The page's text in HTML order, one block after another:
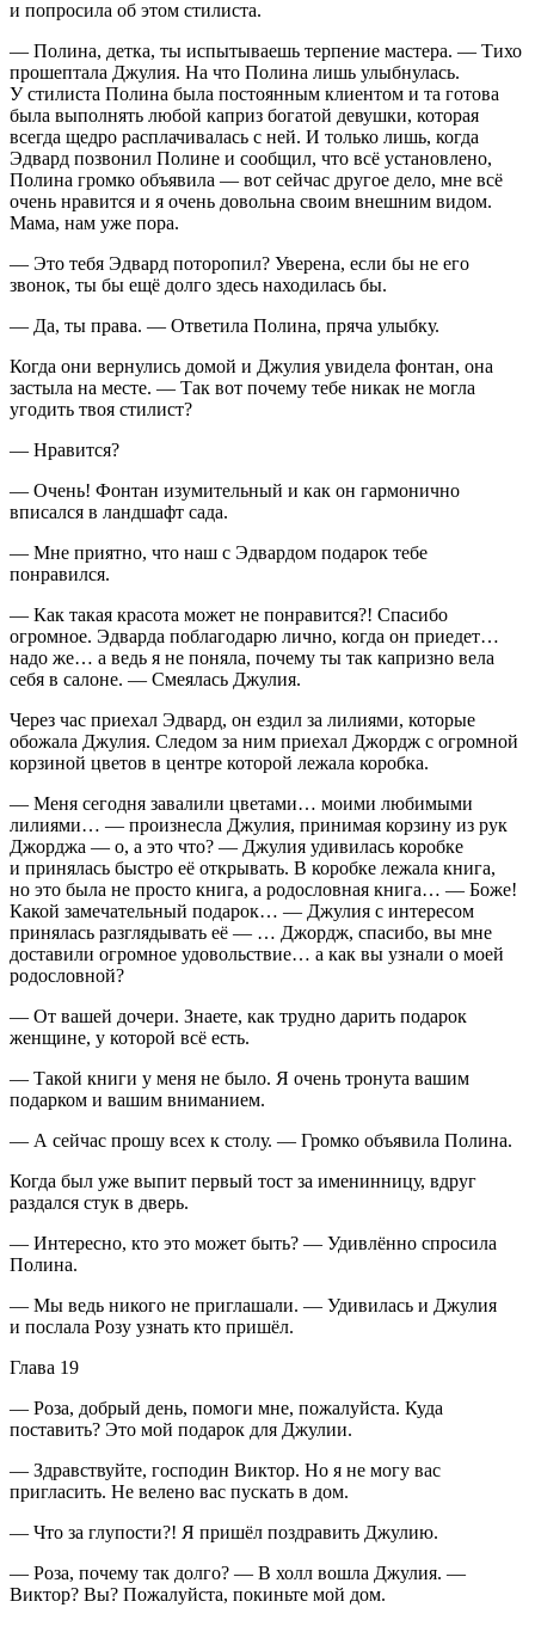
и попросила об этом стилиста.
— Полина, детка, ты испытываешь терпение мастера. — Тихо
прошептала Джулия. На что Полина лишь улыбнулась.
У стилиста Полина была постоянным клиентом и та готова
была выполнять любой каприз богатой девушки, которая
всегда щедро расплачивалась с ней. И только лишь, когда
Эдвард позвонил Полине и сообщил, что всё установлено,
Полина громко объявила — вот сейчас другое дело, мне всё
очень нравится и я очень довольна своим внешним видом.
Мама, нам уже пора.
— Это тебя Эдвард поторопил? Уверена, если бы не его
звонок, ты бы ещё долго здесь находилась бы.
— Да, ты права. — Ответила Полина, пряча улыбку.
Когда они вернулись домой и Джулия увидела фонтан, она
застыла на месте. — Так вот почему тебе никак не могла
угодить твоя стилист?
— Нравится?
— Очень! Фонтан изумительный и как он гармонично
вписался в ландшафт сада.
— Мне приятно, что наш с Эдвардом подарок тебе
понравился.
— Как такая красота может не понравится?! Спасибо
огромное. Эдварда поблагодарю лично, когда он приедет…
надо же… а ведь я не поняла, почему ты так капризно вела
себя в салоне. — Смеялась Джулия.
Через час приехал Эдвард, он ездил за лилиями, которые
обожала Джулия. Следом за ним приехал Джордж с огромной
корзиной цветов в центре которой лежала коробка.
— Меня сегодня завалили цветами… моими любимыми
лилиями… — произнесла Джулия, принимая корзину из рук
Джорджа — о, а это что? — Джулия удивилась коробке
и принялась быстро её открывать. В коробке лежала книга,
но это была не просто книга, а родословная книга… — Боже!
Какой замечательный подарок… — Джулия с интересом
принялась разглядывать её — … Джордж, спасибо, вы мне
доставили огромное удовольствие… а как вы узнали о моей
родословной?
— От вашей дочери. Знаете, как трудно дарить подарок
женщине, у которой всё есть.
— Такой книги у меня не было. Я очень тронута вашим
подарком и вашим вниманием.
— А сейчас прошу всех к столу. — Громко объявила Полина.
Когда был уже выпит первый тост за именинницу, вдруг
раздался стук в дверь.
— Интересно, кто это может быть? — Удивлённо спросила
Полина.
— Мы ведь никого не приглашали. — Удивилась и Джулия
и послала Розу узнать кто пришёл.
Глава 19
— Роза, добрый день, помоги мне, пожалуйста. Куда
поставить? Это мой подарок для Джулии.
— Здравствуйте, господин Виктор. Но я не могу вас
пригласить. Не велено вас пускать в дом.
— Что за глупости?! Я пришёл поздравить Джулию.
— Роза, почему так долго? — В холл вошла Джулия. —
Виктор? Вы? Пожалуйста, покиньте мой дом.